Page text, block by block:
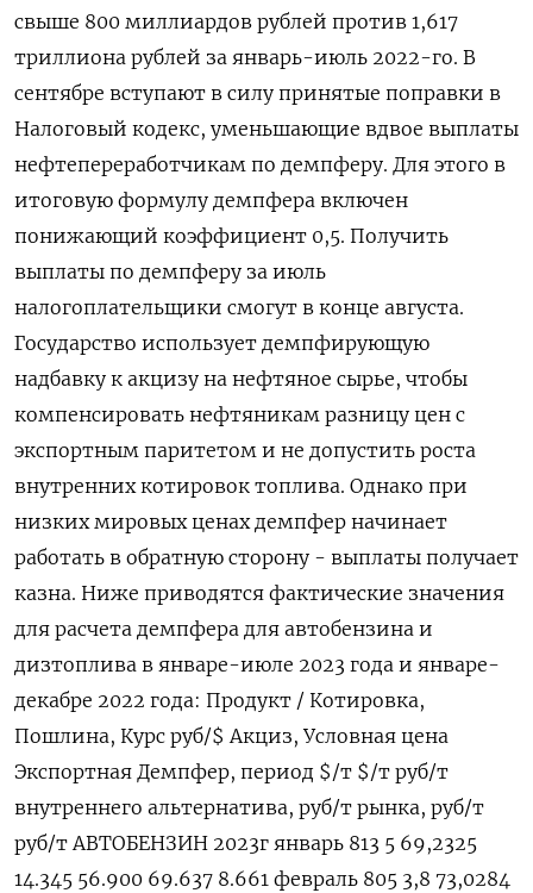
свыше 800 миллиардов рублей против 1,617
триллиона рублей за январь-июль 2022-го. В
сентябре вступают в силу принятые поправки в
Налоговый кодекс, уменьшающие вдвое выплаты
нефтепереработчикам по демпферу. Для этого в
итоговую формулу демпфера включен
понижающий коэффициент 0,5. Получить
выплаты по демпферу за июль
налогоплательщики смогут в конце августа.
Государство использует демпфирующую
надбавку к акцизу на нефтяное сырье, чтобы
компенсировать нефтяникам разницу цен с
экспортным паритетом и не допустить роста
внутренних котировок топлива. Однако при
низких мировых ценах демпфер начинает
работать в обратную сторону - выплаты получает
казна. Ниже приводятся фактические значения
для расчета демпфера для автобензина и
дизтоплива в январе-июле 2023 года и январе-
декабре 2022 года: Продукт / Котировка,
Пошлина, Курс руб/$ Акциз, Условная цена
Экспортная Демпфер, период $/т $/т руб/т
внутреннего альтернатива, руб/т рынка, руб/т
руб/т АВТОБЕНЗИН 2023г январь 813 5 69,2325
14.345 56.900 69.637 8.661 февраль 805 3,8 73,0284